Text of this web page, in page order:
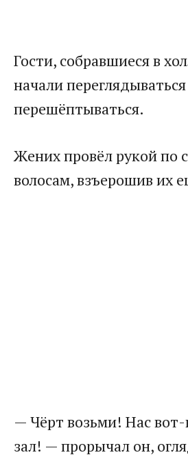
Гости, собравшиеся в
начали
перешёптываться.
Жених провёл рукой по
волосам, взъерошив их
— Чёрт возьми! Нас вот-
зал! — прорычал он,